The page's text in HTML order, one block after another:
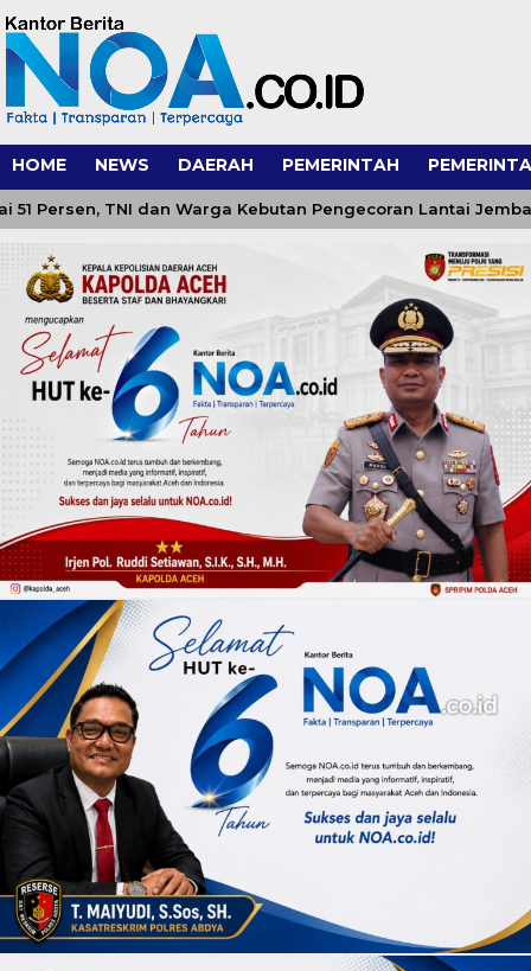
HOME NEWS DAERAH PEMERINTAH
TNI dan Warga Kebutan Pengecoran Lantai Jembatan di